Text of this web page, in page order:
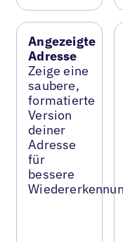
Angezeigte
Adresse
Zeige eine
saubere,
formatierte
Version
deiner
Adresse
für
bessere